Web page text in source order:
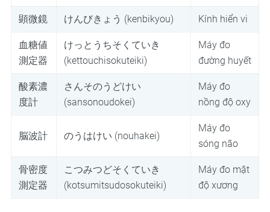
顕微鏡 けんびきょう (kenbikyou) Kính hiển vi
血糖値
測定器
けっとうちそくていき
(kettouchisokuteiki)
Máy đo
đường huyết
酸素濃
度計
さんそのうどけい
(sansonoudokei)
Máy đo
nồng độ oxy
脳波計 のうはけい (nouhakei)
Máy đo
sóng não
骨密度
測定器
こつみつどそくていき
(kotsumitsudosokuteiki)
Máy đo mật
độ xương